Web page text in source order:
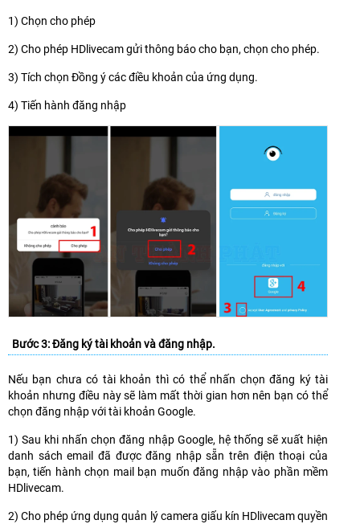
1) Chọn cho phép
2) Cho phép HDlivecam gửi thông báo cho bạn, chọn cho phép.
3) Tích chọn Đồng ý các điều khoản của ứng dụng.
4) Tiến hành đăng nhập
Bước 3: Đăng ký tài khoản và đăng nhập.
Nếu bạn chưa có tài khoản thì có thể nhấn chọn đăng ký tài
khoản nhưng điều này sẽ làm mất thời gian hơn nên bạn có thể
chọn đăng nhập với tài khoản Google.
1) Sau khi nhấn chọn đăng nhập Google, hệ thống sẽ xuất hiện
danh sách email đã được đăng nhập sẵn trên điện thoại của
bạn, tiến hành chọn mail bạn muốn đăng nhập vào phần mềm
HDlivecam.
2) Cho phép ứng dụng quản lý camera giấu kín HDlivecam quyền